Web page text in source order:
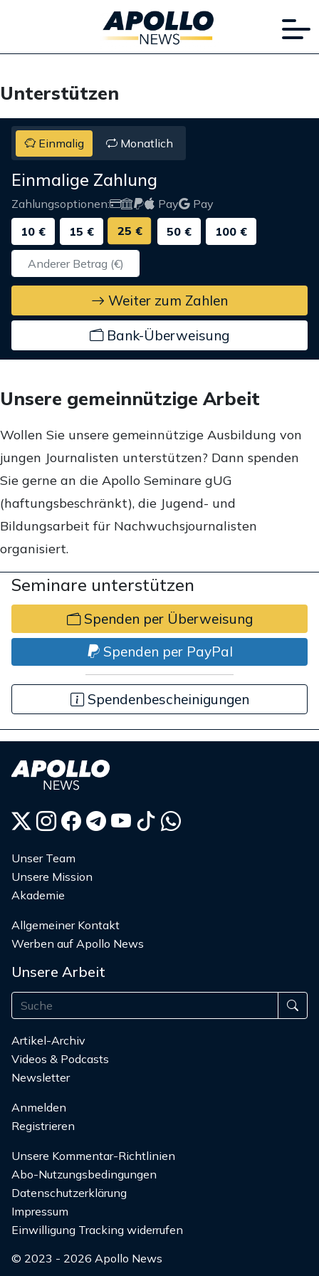
Unterstützen
Einmalig Monatlich
Einmalige Zahlung
Zahlungsoptionen: Pay
Pay
10 €
15 € 25 € 50 € 100 €
Weiter zum Zahlen
Bank-Überweisung
Unsere gemeinnützige Arbeit
Wollen Sie unsere gemeinnützige Ausbildung von
jungen Journalisten unterstützen? Dann spenden
Sie gerne an die Apollo Seminare gUG
(haftungsbeschränkt), die Jugend- und
Bildungsarbeit für Nachwuchsjournalisten
organisiert.
Seminare unterstützen
Spenden per Überweisung
Spenden per PayPal
Spendenbescheinigungen
Unser Team
Unsere Mission
Akademie
Allgemeiner Kontakt
Werben auf Apollo News
Unsere Arbeit
Artikel-Archiv
Videos & Podcasts
Newsletter
Anmelden
Registrieren
Unsere Kommentar-Richtlinien
Abo-Nutzungsbedingungen
Datenschutzerklärung
Impressum
Einwilligung Tracking widerrufen
© 2023 - 2026 Apollo News